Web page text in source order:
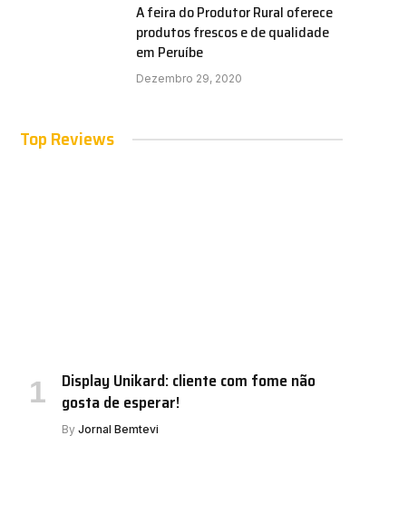
A feira do Produtor Rural oferece
produtos frescos e de qualidade
em Peruíbe
Dezembro 29, 2020
Top Reviews
Display Unikard: cliente com fome não
gosta de esperar!
By Jornal Bemtevi